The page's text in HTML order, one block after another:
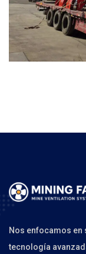
Nos enfocamos
tecnología